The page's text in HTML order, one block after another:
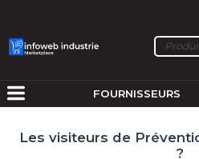
FOURNISSEURS
Les visiteurs de
?